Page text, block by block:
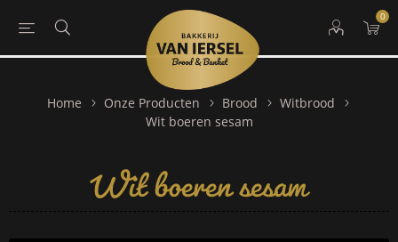
0
Home Onze Producten Brood
Witbrood
Wit boeren sesam
Wit boeren sesam